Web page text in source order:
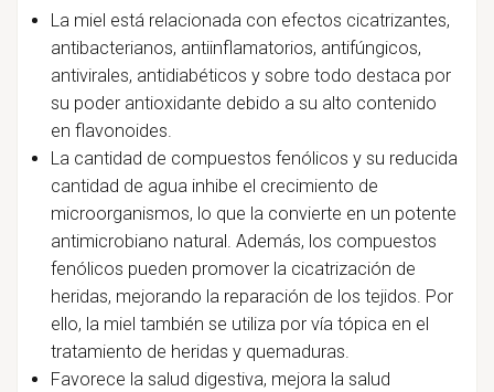
La miel está relacionada con efectos cicatrizantes,
antibacterianos, antiinflamatorios, antifúngicos,
antivirales, antidiabéticos y sobre todo destaca por
su poder antioxidante debido a su alto contenido
en flavonoides.
La cantidad de compuestos fenólicos y su reducida
cantidad de agua inhibe el crecimiento de
microorganismos, lo que la convierte en un potente
antimicrobiano natural. Además, los compuestos
fenólicos pueden promover la cicatrización de
heridas, mejorando la reparación de los tejidos. Por
ello, la miel también se utiliza por vía tópica en el
tratamiento de heridas y quemaduras.
Favorece la salud digestiva, mejora la salud